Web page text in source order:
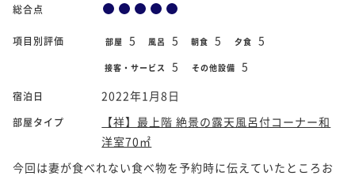
総合点
項目別評価 部屋 5 風呂 5 朝食 5 夕食 5
接客・サービス 5 その他設備 5
宿泊日 2022年1月8日
部屋タイプ
【祥】最上階 絶景の露天風呂付コーナー和
洋室70㎡
今回は妻が食べれない食べ物を予約時に伝えていたところお